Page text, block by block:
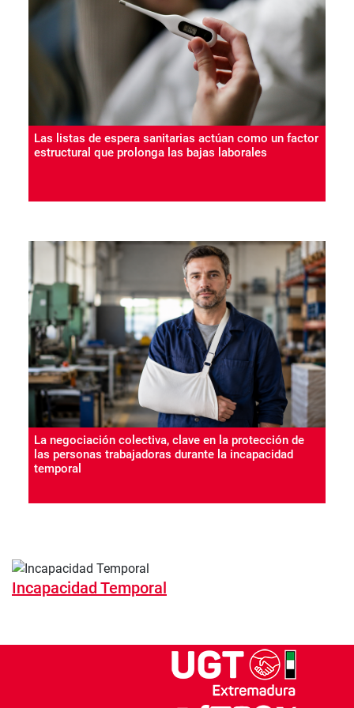
Las listas de espera sanitarias actúan como un factor
estructural que prolonga las bajas laborales
La negociación colectiva, clave en la protección de
las personas trabajadoras durante la incapacidad
temporal
Incapacidad Temporal